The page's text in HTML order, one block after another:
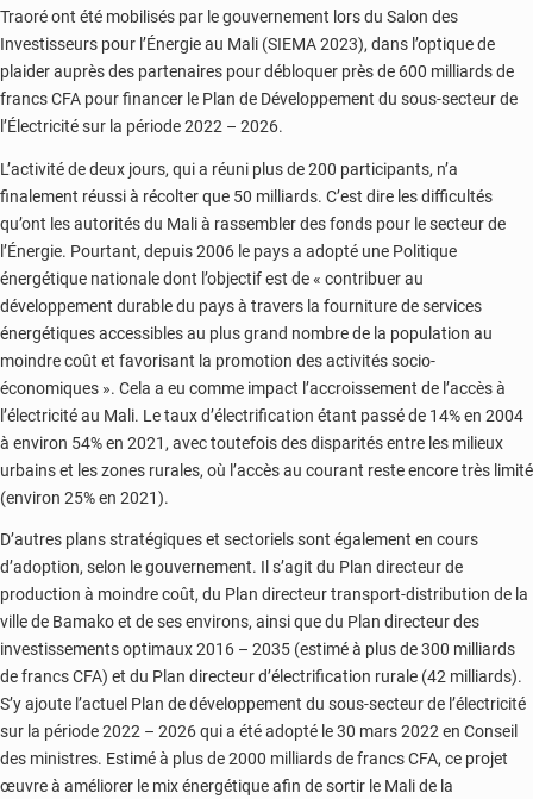
Traoré ont été mobilisés par le gouvernement lors du Salon des
Investisseurs pour l’Énergie au Mali (SIEMA 2023), dans l’optique de
plaider auprès des partenaires pour débloquer près de 600 milliards de
francs CFA pour financer le Plan de Développement du sous-secteur de
l’Électricité sur la période 2022 – 2026.
L’activité de deux jours, qui a réuni plus de 200 participants, n’a
finalement réussi à récolter que 50 milliards. C’est dire les difficultés
qu’ont les autorités du Mali à rassembler des fonds pour le secteur de
l’Énergie. Pourtant, depuis 2006 le pays a adopté une Politique
énergétique nationale dont l’objectif est de « contribuer au
développement durable du pays à travers la fourniture de services
énergétiques accessibles au plus grand nombre de la population au
moindre coût et favorisant la promotion des activités socio-
économiques ». Cela a eu comme impact l’accroissement de l’accès à
l’électricité au Mali. Le taux d’électrification étant passé de 14% en 2004
à environ 54% en 2021, avec toutefois des disparités entre les milieux
urbains et les zones rurales, où l’accès au courant reste encore très limité
(environ 25% en 2021).
D’autres plans stratégiques et sectoriels sont également en cours
d’adoption, selon le gouvernement. Il s’agit du Plan directeur de
production à moindre coût, du Plan directeur transport-distribution de la
ville de Bamako et de ses environs, ainsi que du Plan directeur des
investissements optimaux 2016 – 2035 (estimé à plus de 300 milliards
de francs CFA) et du Plan directeur d’électrification rurale (42 milliards).
S’y ajoute l’actuel Plan de développement du sous-secteur de l’électricité
sur la période 2022 – 2026 qui a été adopté le 30 mars 2022 en Conseil
des ministres. Estimé à plus de 2000 milliards de francs CFA, ce projet
œuvre à améliorer le mix énergétique afin de sortir le Mali de la